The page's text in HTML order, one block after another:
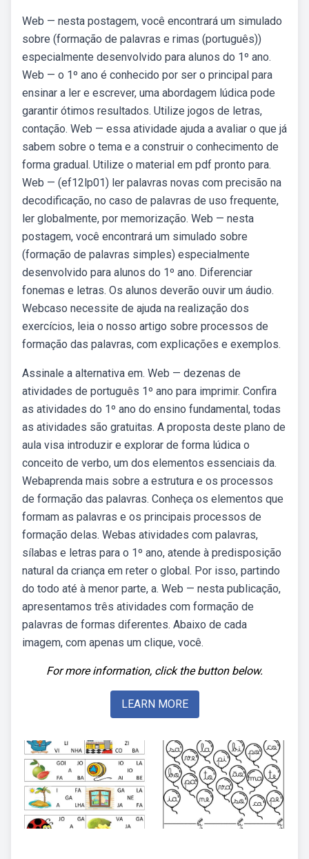
Web — nesta postagem, você encontrará um simulado
sobre (formação de palavras e rimas (português))
especialmente desenvolvido para alunos do 1º ano.
Web — o 1º ano é conhecido por ser o principal para
ensinar a ler e escrever, uma abordagem lúdica pode
garantir ótimos resultados. Utilize jogos de letras,
contação. Web — essa atividade ajuda a avaliar o que já
sabem sobre o tema e a construir o conhecimento de
forma gradual. Utilize o material em pdf pronto para.
Web — (ef12lp01) ler palavras novas com precisão na
decodificação, no caso de palavras de uso frequente,
ler globalmente, por memorização. Web — nesta
postagem, você encontrará um simulado sobre
(formação de palavras simples) especialmente
desenvolvido para alunos do 1º ano. Diferenciar
fonemas e letras. Os alunos deverão ouvir um áudio.
Webcaso necessite de ajuda na realização dos
exercícios, leia o nosso artigo sobre processos de
formação das palavras, com explicações e exemplos.
Assinale a alternativa em. Web — dezenas de
atividades de português 1º ano para imprimir. Confira
as atividades do 1º ano do ensino fundamental, todas
as atividades são gratuitas. A proposta deste plano de
aula visa introduzir e explorar de forma lúdica o
conceito de verbo, um dos elementos essenciais da.
Webaprenda mais sobre a estrutura e os processos
de formação das palavras. Conheça os elementos que
formam as palavras e os principais processos de
formação delas. Webas atividades com palavras,
sílabas e letras para o 1º ano, atende à predisposição
natural da criança em reter o global. Por isso, partindo
do todo até à menor parte, a. Web — nesta publicação,
apresentamos três atividades com formação de
palavras de formas diferentes. Abaixo de cada
imagem, com apenas um clique, você.
For more information, click the button below.
LEARN MORE